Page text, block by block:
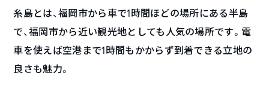
糸島とは、福岡市から車で1時間ほどの場所にある半島
で、福岡市から近い観光地としても人気の場所です。電
車を使えば空港まで1時間もかからず到着できる立地の
良さも魅力。